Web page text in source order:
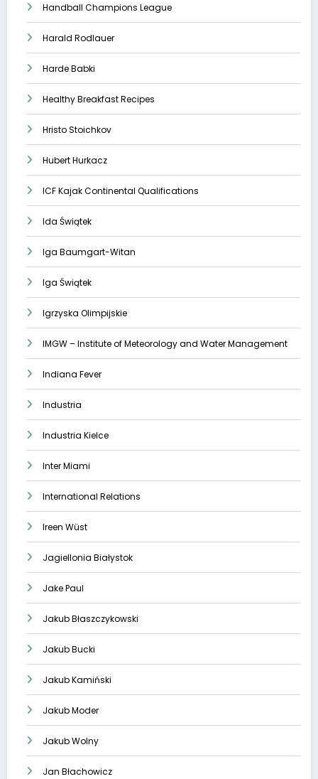
Handball Champions League
Harald Rodlauer
Harde Babki
Healthy Breakfast Recipes
Hristo Stoichkov
Hubert Hurkacz
ICF Kajak Continental Qualifications
Ida Świątek
Iga Baumgart-Witan
Iga Świątek
Igrzyska Olimpijskie
IMGW – Institute of Meteorology and Water Management
Indiana Fever
Industria
Industria Kielce
Inter Miami
International Relations
Ireen Wüst
Jagiellonia Białystok
Jake Paul
Jakub Błaszczykowski
Jakub Bucki
Jakub Kamiński
Jakub Moder
Jakub Wolny
Jan Błachowicz